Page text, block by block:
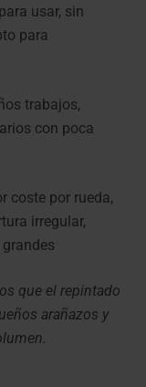
usar, sin
para
trabajos,
con poca
coste por rueda,
irregular,
que el repintado
arañazos y